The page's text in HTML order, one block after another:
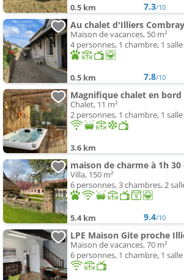
0.5 km 7.3/10
Maison de vacances, 50 m²
4 personnes, 1 chambre, 1
0.5 km 7.8/10
Magnifique chalet en
Chalet, 11 m²
2 personnes, 1 chambre, 1
3.6 km
maison de charme à 1h 30
Villa, 150 m²
6 personnes, 3 chambres, 2
5.4 km 9.4/10
LPE Maison Gite proche
Maison de vacances, 70 m²
6 personnes, 1 chambre, 1